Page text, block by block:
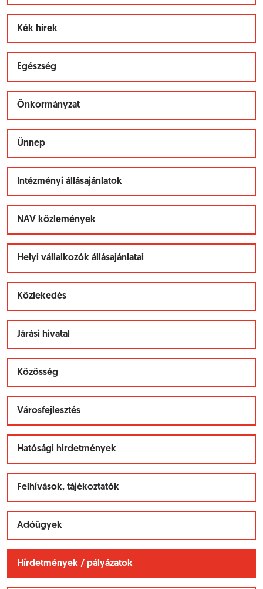
Kék hírek
Egészség
Önkormányzat
Ünnep
Intézményi állásajánlatok
NAV közlemények
Helyi vállalkozók állásajánlatai
Közlekedés
Járási hivatal
Közösség
Városfejlesztés
Hatósági hirdetmények
Felhívások, tájékoztatók
Adóügyek
Hírdetmények / pályázatok